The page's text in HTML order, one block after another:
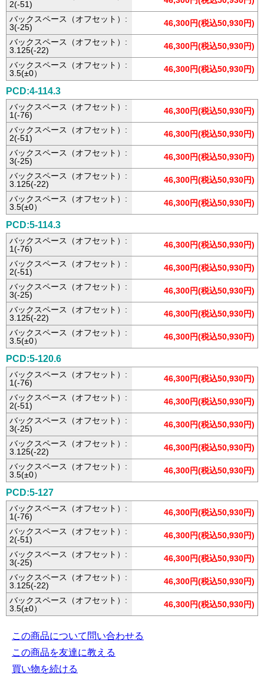
2(-51)
バックスペース（オフセット）:
3(-25)
46,300円(税込50,930円)
バックスペース（オフセット）:
3.125(-22)
46,300円(税込50,930円)
バックスペース（オフセット）:
3.5(±0）
46,300円(税込50,930円)
PCD:4-114.3
バックスペース（オフセット）:
1(-76)
46,300円(税込50,930円)
バックスペース（オフセット）:
2(-51)
46,300円(税込50,930円)
バックスペース（オフセット）:
3(-25)
46,300円(税込50,930円)
バックスペース（オフセット）:
3.125(-22)
46,300円(税込50,930円)
バックスペース（オフセット）:
3.5(±0）
46,300円(税込50,930円)
PCD:5-114.3
バックスペース（オフセット）:
1(-76)
46,300円(税込50,930円)
バックスペース（オフセット）:
2(-51)
46,300円(税込50,930円)
バックスペース（オフセット）:
3(-25)
46,300円(税込50,930円)
バックスペース（オフセット）:
3.125(-22)
46,300円(税込50,930円)
バックスペース（オフセット）:
3.5(±0）
46,300円(税込50,930円)
PCD:5-120.6
バックスペース（オフセット）:
1(-76)
46,300円(税込50,930円)
バックスペース（オフセット）:
2(-51)
46,300円(税込50,930円)
バックスペース（オフセット）:
3(-25)
46,300円(税込50,930円)
バックスペース（オフセット）:
3.125(-22)
46,300円(税込50,930円)
バックスペース（オフセット）:
3.5(±0）
46,300円(税込50,930円)
PCD:5-127
バックスペース（オフセット）:
1(-76)
46,300円(税込50,930円)
バックスペース（オフセット）:
2(-51)
46,300円(税込50,930円)
バックスペース（オフセット）:
3(-25)
46,300円(税込50,930円)
バックスペース（オフセット）:
3.125(-22)
46,300円(税込50,930円)
バックスペース（オフセット）:
3.5(±0）
46,300円(税込50,930円)
この商品について問い合わせる
この商品を友達に教える
買い物を続ける